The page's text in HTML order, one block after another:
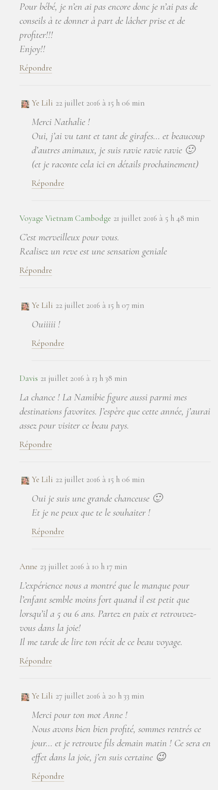
Pour bébé, je n’en ai pas encore donc je n’ai pas de
conseils à te donner à part de lâcher prise et de
profiter!!!
Enjoy!!
Répondre
Ye Lili 22 juillet 2016 à 15 h 06 min
Merci Nathalie !
Oui, j’ai vu tant et tant de girafes… et beaucoup
d’autres animaux, je suis ravie ravie ravie 🙂
(et je raconte cela ici en détails prochainement)
Répondre
Voyage Vietnam Cambodge 21 juillet 2016 à 5 h 48 min
C’est merveilleux pour vous.
Realisez un reve est une sensation geniale
Répondre
Ye Lili 22 juillet 2016 à 15 h 07 min
Ouiiiii !
Répondre
Davis 21 juillet 2016 à 13 h 38 min
La chance ! La Namibie figure aussi parmi mes
destinations favorites. J’espère que cette année, j’aurai
assez pour visiter ce beau pays.
Répondre
Ye Lili 22 juillet 2016 à 15 h 06 min
Oui je suis une grande chanceuse 🙂
Et je ne peux que te le souhaiter !
Répondre
Anne 23 juillet 2016 à 10 h 17 min
L’expérience nous a montré que le manque pour
l’enfant semble moins fort quand il est petit que
lorsqu’il a 5 ou 6 ans. Partez en paix et retrouvez-
vous dans la joie!
Il me tarde de lire ton récit de ce beau voyage.
Répondre
Ye Lili 27 juillet 2016 à 20 h 33 min
Merci pour ton mot Anne !
Nous avons bien bien profité, sommes rentrés ce
jour… et je retrouve fils demain matin ! Ce sera en
effet dans la joie, j’en suis certaine 😉
Répondre